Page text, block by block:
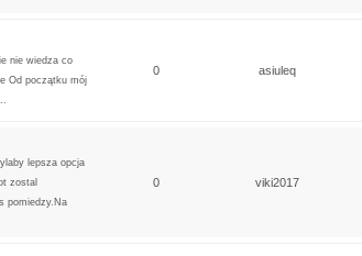
nie wiedza co
Od początku mój
0 asiuleq
lepsza opcja
zostal
pomiedzy.Na
0 viki2017